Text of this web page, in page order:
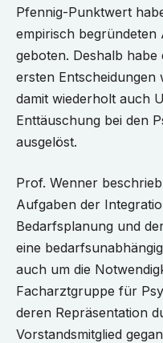
Pfennig-Punktwert
empirisch
geboten. Deshalb habe
ersten
damit wiederholt auch
Enttäuschung bei den
ausgelöst.
Prof. Wenner
Aufgaben der
Bedarfsplanung und
eine
auch um die
Facharztgruppe für
deren Repräsentation
Vorstandsmitglied